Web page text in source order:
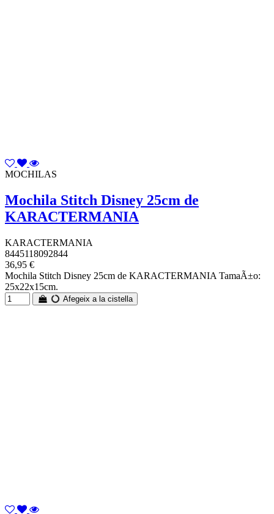
MOCHILAS
Mochila Stitch Disney 25cm de
KARACTERMANIA
KARACTERMANIA
8445118092844
36,95 €
Mochila Stitch Disney 25cm de KARACTERMANIA TamaÃ±o:
25x22x15cm.
Afegeix a la cistella